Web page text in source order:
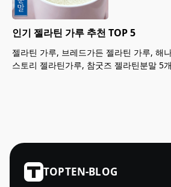
인기 젤라틴 가루 추천 TOP 5
젤라틴 가루, 브레드가든 젤라틴 가루, 해
스토리 젤라틴가루, 참굿즈 젤라틴분말 5
TOPTEN-BLOG